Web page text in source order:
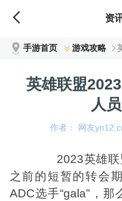
资
手游首页 游戏攻略
英雄联盟
人
作者： 网友
2023英雄联
之前的短暂的转会
ADC选手“gala”，